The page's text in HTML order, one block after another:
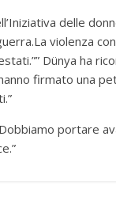
delle
violenza
Dünya ha
firmato una
portare